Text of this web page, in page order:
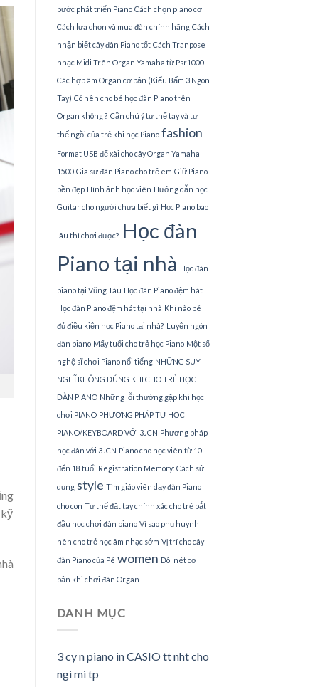
bước phát triển Piano Cách chọn piano cơ
Cách lựa chọn và mua đàn chính hãng Cách
nhận biết cây đàn Piano tốt Cách Tranpose
nhạc Midi Trên Organ Yamaha từ Psr1000
Các hợp âm Organ cơ bản (Kiểu Bấm 3 Ngón
Tay) Có nên cho bé học đàn Piano trên
Organ không ? Cần chú ý tư thế tay và tư
thế ngồi của trẻ khi học Piano fashion
Format USB để xài cho cây Organ Yamaha
1500 Gia sư đàn Piano cho trẻ em Giữ Piano
bền đẹp Hình ảnh học viên Hướng dẫn học
Guitar cho người chưa biết gì Học Piano bao
lâu thì chơi được? Học đàn
Piano tại nhà Học đàn
piano tại Vũng Tàu Học đàn Piano đệm hát
Học đàn Piano đệm hát tại nhà Khi nào bé
đủ điều kiện học Piano tại nhà? Luyện ngón
đàn piano Mấy tuổi cho trẻ học Piano Một số
nghệ sĩ chơi Piano nổi tiếng NHỮNG SUY
NGHĨ KHÔNG ĐÚNG KHI CHO TRẺ HỌC
ĐÀN PIANO Những lỗi thường gặp khi học
chơi PIANO PHƯƠNG PHÁP TỰ HỌC
PIANO/KEYBOARD VỚI 3JCN Phương pháp
học đàn với 3JCN Piano cho học viên từ 10
đến 18 tuổi Registration Memory: Cách sử
dụng style Tìm giáo viên dạy đàn Piano
cho con Tư thế đặt tay chính xác cho trẻ bắt
đầu học chơi đàn piano Vì sao phụ huynh
nên cho trẻ học âm nhạc sớm Vị trí cho cây
đàn Piano của Pé women Đôi nét cơ
bản khi chơi đàn Organ
DANH MỤC
3 cy n piano in CASIO tt nht cho
ngi mi tp